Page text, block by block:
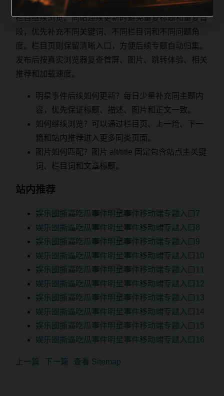
栏目继续浏览。同站连续更新时避免重复标题和重复首
段，优先补充不同关键词、不同栏目词和不同问题角
度。栏目页则保留清晰入口，方便后续专题自动归集。
发布后按真实浏览器复查首屏、图片、跳转体验、相关
推荐和加载速度。
明星事件后续如何更新？每日少量补充同主题内
容，优先保证标题、描述、图片和正文一致。
如何继续浏览？可以通过栏目页、上一篇、下一
篇和站内推荐进入更多同类页面。
图片如何匹配？图片 alt/title 固定包含站点主关键
词、栏目词和文章标题。
站内推荐
娱乐圈撕逼吃瓜事件明星事件移动端专题入口7
娱乐圈撕逼吃瓜事件明星事件移动端专题入口8
娱乐圈撕逼吃瓜事件明星事件移动端专题入口9
娱乐圈撕逼吃瓜事件明星事件移动端专题入口10
娱乐圈撕逼吃瓜事件明星事件移动端专题入口11
娱乐圈撕逼吃瓜事件明星事件移动端专题入口12
娱乐圈撕逼吃瓜事件明星事件移动端专题入口13
娱乐圈撕逼吃瓜事件明星事件移动端专题入口14
娱乐圈撕逼吃瓜事件明星事件移动端专题入口15
娱乐圈撕逼吃瓜事件明星事件移动端专题入口16
上一篇 下一篇 查看 Sitemap